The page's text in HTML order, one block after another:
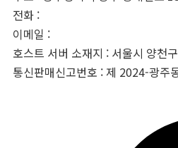
전화 :
이메일 :
호스트 서버 소재지 : 서울시 양천
통신판매신고번호 : 제 2024-광주